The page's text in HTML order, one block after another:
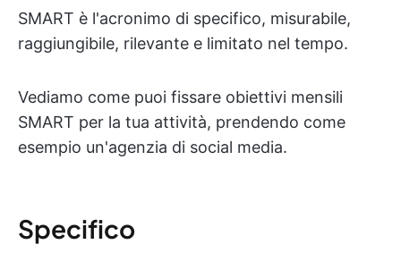
SMART è l'acronimo di specifico, misurabile,
raggiungibile, rilevante e limitato nel tempo.
Vediamo come puoi fissare obiettivi mensili
SMART per la tua attività, prendendo come
esempio un'agenzia di social media.
Specifico